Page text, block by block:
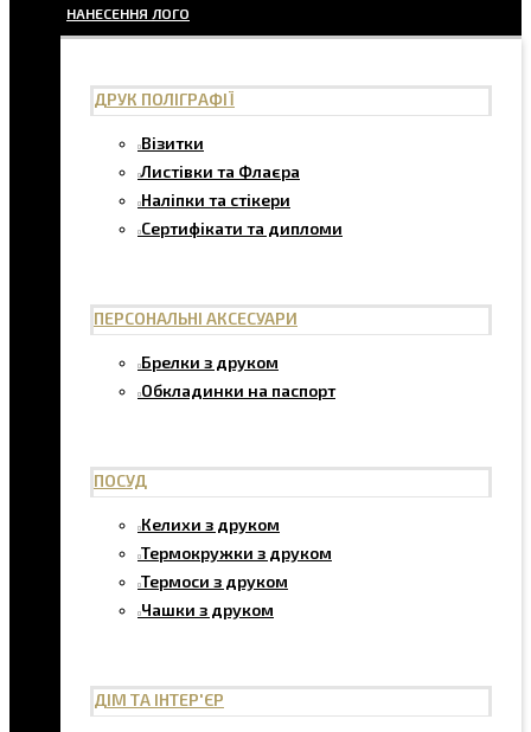
НАНЕСЕННЯ ЛОГО
ДРУК ПОЛІГРАФІЇ
Візитки
Листівки та Флаєра
Наліпки та стікери
Сертифікати та дипломи
ПЕРСОНАЛЬНІ АКСЕСУАРИ
Брелки з друком
Обкладинки на паспорт
ПОСУД
Келихи з друком
Термокружки з друком
Термоси з друком
Чашки з друком
ДІМ ТА ІНТЕР'ЄР